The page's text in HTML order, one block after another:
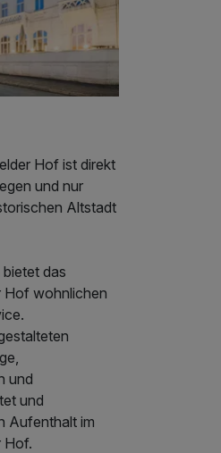
Hof ist direkt
und nur
Altstadt
das
Hof wohnlichen
und
und
Aufenthalt im
Hof.